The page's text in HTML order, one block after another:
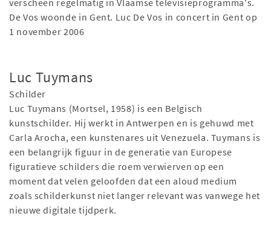
verscheen regelmatig in Vlaamse televisieprogramma's.
De Vos woonde in Gent. Luc De Vos in concert in Gent op
1 november 2006
Luc Tuymans
Schilder
Luc Tuymans (Mortsel, 1958) is een Belgisch
kunstschilder. Hij werkt in Antwerpen en is gehuwd met
Carla Arocha, een kunstenares uit Venezuela. Tuymans is
een belangrijk figuur in de generatie van Europese
figuratieve schilders die roem verwierven op een
moment dat velen geloofden dat een aloud medium
zoals schilderkunst niet langer relevant was vanwege het
nieuwe digitale tijdperk.